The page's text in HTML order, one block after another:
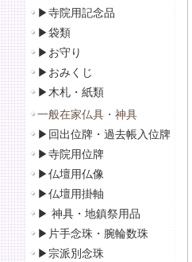
▶寺院用記念品
▶袋類
▶ お守り
▶おみくじ
▶ 木札・紙類
一般在家仏具・神具
▶ 回出位牌・過去帳入位牌
▶寺院用位牌
▶仏壇用仏像
▶仏壇用掛軸
▶ 神具・地鎮祭用品
▶ 片手念珠・腕輪数珠
▶ 宗派別念珠